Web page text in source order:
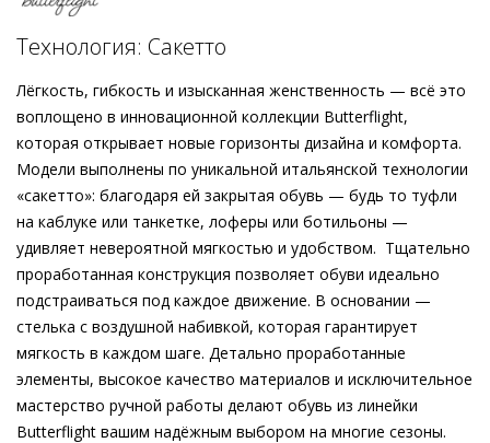
на итальянской технологии, балетки обладают
чрезвычайной гибкостью и лёгкостью. Очаровательная
носке. Мягкая летняя пара из роскошной велюровой кожи
доступна в чёрном и серо-коричневом тонах, а также в
оттенках пудры и голубого льда. Балетки на миниатюрном
каблуке, изготовленные этичными методами на
экологически безопасном производстве, дополнят образы
с джинсами, цветочными платьями, а также юбками миди
на прогулках, в офисе и в отпуске.
Технология: Сакетто
Лёгкость, гибкость и изысканная женственность — всё это
воплощено в инновационной коллекции Butterflight,
которая открывает новые горизонты дизайна и комфорта.
Модели выполнены по уникальной итальянской технологии
«сакетто»: благодаря ей закрытая обувь — будь то туфли
на каблуке или танкетке, лоферы или ботильоны —
удивляет невероятной мягкостью и удобством. Тщательно
проработанная конструкция позволяет обуви идеально
подстраиваться под каждое движение. В основании —
стелька с воздушной набивкой, которая гарантирует
мягкость в каждом шаге. Детально проработанные
элементы, высокое качество материалов и исключительное
мастерство ручной работы делают обувь из линейки
Butterflight вашим надёжным выбором на многие сезоны.